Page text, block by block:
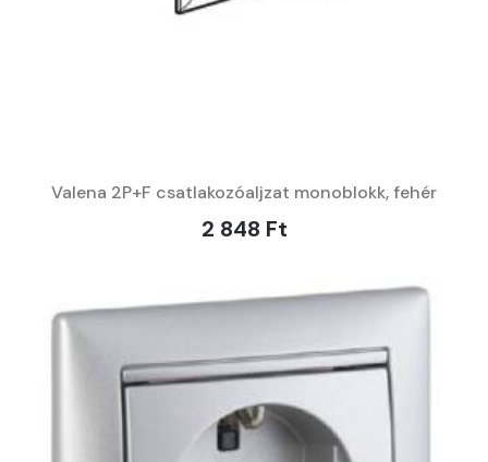
Valena 2P+F csatlakozóaljzat monoblokk, fehér
2 848 Ft